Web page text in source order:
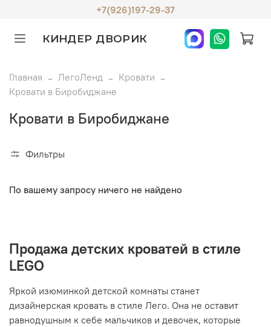
+7(926)197-29-37
КИНДЕР ДВОРИК
Главная ЛегоЛенд
Кровати
Кровати в Биробиджане
Кровати в Биробиджане
Фильтры
По вашему запросу ничего не найдено
Продажа детских кроватей в стиле
LEGO
Яркой изюминкой детской комнаты станет
дизайнерская кровать в стиле Лего. Она не оставит
равнодушным к себе мальчиков и девочек, которые